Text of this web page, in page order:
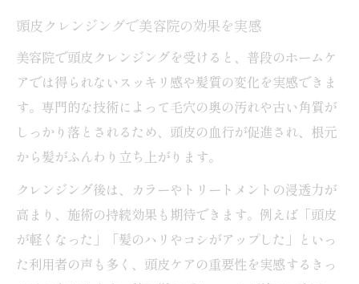
頭皮クレンジングで美容院の効果を実感
美容院で頭皮クレンジングを受けると、普段のホームケ
アでは得られないスッキリ感や髪質の変化を実感できま
す。専門的な技術によって毛穴の奥の汚れや古い角質が
しっかり落とされるため、頭皮の血行が促進され、根元
から髪がふんわり立ち上がります。
クレンジング後は、カラーやトリートメントの浸透力が
高まり、施術の持続効果も期待できます。例えば「頭皮
が軽くなった」「髪のハリやコシがアップした」といっ
た利用者の声も多く、頭皮ケアの重要性を実感するきっ